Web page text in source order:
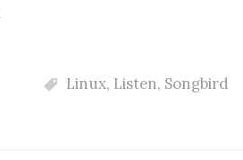
Linux, Listen, Songbird